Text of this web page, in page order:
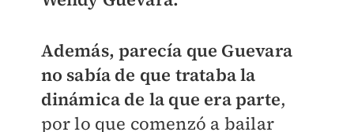
Además, parecía que Guevara
no sabía de que trataba la
dinámica de la que era parte,
por lo que comenzó a bailar